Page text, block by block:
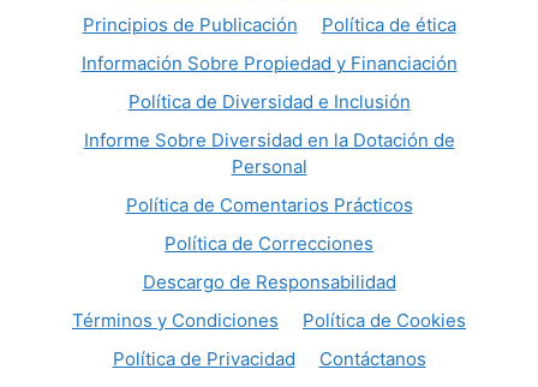
Principios de Publicación
Política de ética
Información Sobre Propiedad y Financiación
Política de Diversidad e Inclusión
Informe Sobre Diversidad en la Dotación de
Personal
Política de Comentarios Prácticos
Política de Correcciones
Descargo de Responsabilidad
Términos y Condiciones
Política de Cookies
Política de Privacidad
Contáctanos